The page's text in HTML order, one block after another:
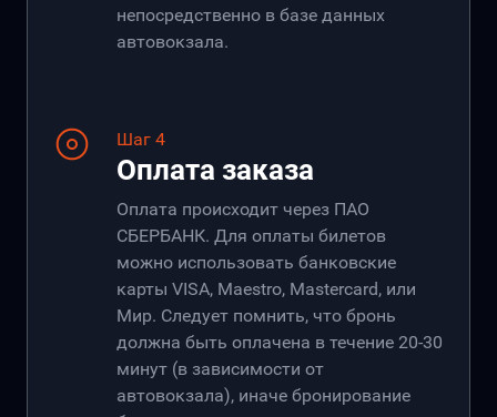
непосредственно в базе данных
автовокзала.
Шаг 4
Оплата заказа
Оплата происходит через ПАО
СБЕРБАНК. Для оплаты билетов
можно использовать банковские
карты VISA, Maestro, Mastercard, или
Мир. Следует помнить, что бронь
должна быть оплачена в течение 20-30
минут (в зависимости от
автовокзала), иначе бронирование